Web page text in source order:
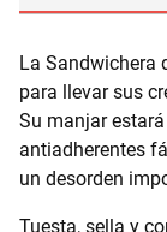
La Sandwichera
para llevar sus
Su manjar
antiadherentes
un desorden
Tuesta, sella y